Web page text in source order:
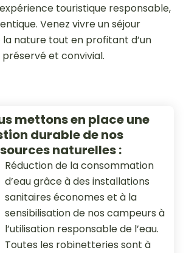
touristique responsable,
Venez vivre un séjour
nature tout en profitant d’un
et convivial.
mettons en place une
durable de nos
naturelles :
Réduction de la consommation
d’eau grâce à des installations
sanitaires économes et à la
sensibilisation de nos campeurs à
l’utilisation responsable de l’eau.
Toutes les robinetteries sont à